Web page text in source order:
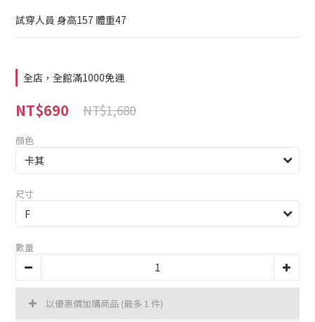
試穿人員 身高157 體重47
全店，全館滿1000免運
NT$690 NT$1,680
顏色
尺寸
數量
以優惠價加購商品 (最多 1 件)